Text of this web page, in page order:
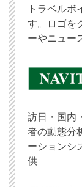
トラベルボ
す。ロゴを
ーやニュー
訪日・国内
者の動態分
ーションシ
供